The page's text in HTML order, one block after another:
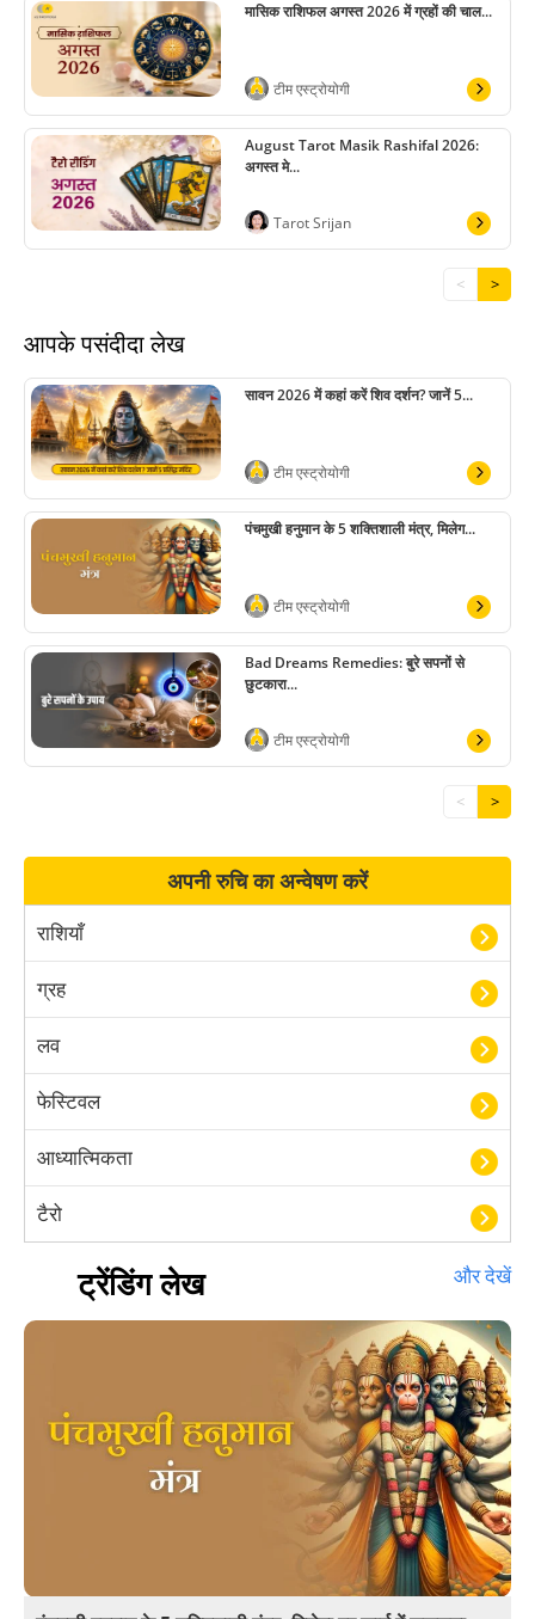
मासिक राशिफल अगस्त 2026 में ग्रहों की चाल...
टीम एस्ट्रोयोगी
August Tarot Masik Rashifal 2026:
अगस्त मे...
Tarot Srijan
< >
आपके पसंदीदा लेख
सावन 2026 में कहां करें शिव दर्शन? जानें 5...
टीम एस्ट्रोयोगी
पंचमुखी हनुमान के 5 शक्तिशाली मंत्र, मिलेग...
टीम एस्ट्रोयोगी
Bad Dreams Remedies: बुरे सपनों से
छुटकारा...
टीम एस्ट्रोयोगी
< >
अपनी रुचि का अन्वेषण करें
राशियाँ
ग्रह
लव
फेस्टिवल
आध्यात्मिकता
टैरो
हस्तरेखा शास्त्र
बॉलीवुड
खेल
ट्रेंडिंग लेख और देखें